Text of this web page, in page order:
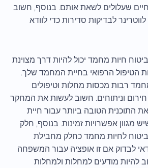
שעלולים לשאת אותם. בנוסף, חשוב
לבדיקות סדירות כדי לוודא
ביטוח חיות מחמד יכול להיות דרך מצוינת
הטיפול הרפואי בחיית המחמד שלך.
רבות מכסות מחלות וטיפולים
חירום וניתוחים. חשוב לעשות את המחקר
הטובה ביותר עבור חיית
מגוון אפשרויות זמינות. בנוסף, חלק
לחיות מחמד כחלק מחבילת
לבדוק אם זו אופציה עבור המשפחה
להיות מודעים למחלות ולמחלות